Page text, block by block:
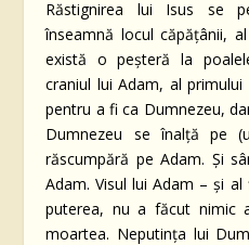
Răstignirea lui Isus se
înseamnă locul căpățânii,
există o peșteră la
craniul lui Adam, al
pentru a fi ca Dumnezeu,
Dumnezeu se înalță pe
răscumpără pe Adam. Și
Adam. Visul lui Adam – și
puterea, nu a făcut nimic
moartea. Neputința lui